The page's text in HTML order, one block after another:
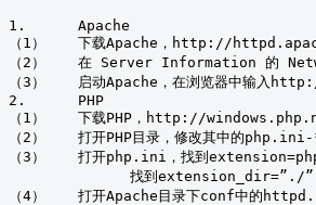
1.	Apache
（1）	下载Apache，http://httpd.apache.org/download.cgi  从中下载.msi 文件，如：httpd-2.2.17-win32-x86-no_ssl.msi ，双击打开安装到目录结构中的Apache中。
（2）	在 Server Information 的 Network Domain、Server Name 字段填上 localhost，其他略。
（3）	启动Apache，在浏览器中输入http://localhost/ 验证安装是否成功。
2.	PHP
（1）	下载PHP，http://windows.php.net/download/ 从中下载Zip文件。如：php-5.3.6-Win32-VC9-x86.zip ，解压到目录结构的PHP中。
（2）	打开PHP目录，修改其中的php.ini-*（*代表任意字符）为php.ini
（3）	打开php.ini，找到extension=php_mysql.dll，去掉前面的；号
找到extension_dir=”./”
（4）	打开Apache目录下conf中的httpd.conf文件，在其中添加下面内容